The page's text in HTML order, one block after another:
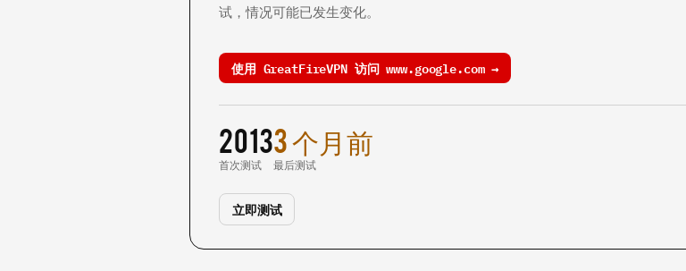
试，情况可能已发生变化。
使用 GreatFireVPN 访问 www.google.com →
2013
首次测试
3 个月前
最后测试
立即测试